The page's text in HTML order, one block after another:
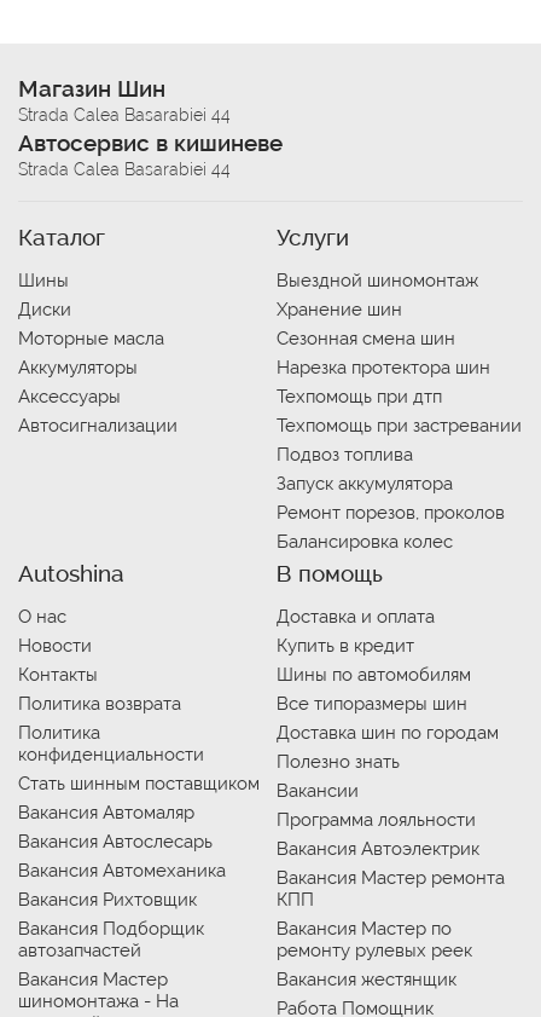
Магазин Шин
Strada Calea Basarabiei 44
Автосервис в кишиневе
Strada Calea Basarabiei 44
Каталог
Шины
Диски
Моторные масла
Аккумуляторы
Аксессуары
Автосигнализации
Услуги
Выездной шиномонтаж
Хранение шин
Сезонная смена шин
Нарезка протектора шин
Техпомощь при дтп
Техпомощь при застревании
Подвоз топлива
Запуск аккумулятора
Ремонт порезов, проколов
Балансировка колес
Autoshina
О нас
Новости
Контакты
Политика возврата
Политика
конфиденциальности
Стать шинным поставщиком
Вакансия Автомаляр
Вакансия Автослесарь
Вакансия Автомеханика
Вакансия Рихтовщик
Вакансия Подборщик
автозапчастей
Вакансия Мастер
шиномонтажа - На
В помощь
Доставка и оплата
Купить в кредит
Шины по автомобилям
Все типоразмеры шин
Доставка шин по городам
Полезно знать
Вакансии
Программа лояльности
Вакансия Автоэлектрик
Вакансия Мастер ремонта
КПП
Вакансия Мастер по
ремонту рулевых реек
Вакансия жестянщик
Работа Помощник